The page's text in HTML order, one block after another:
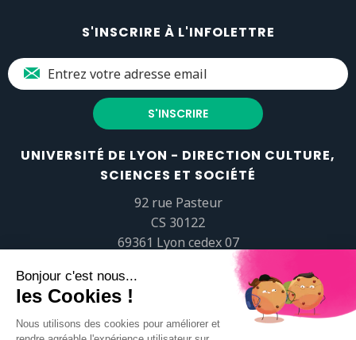
S'INSCRIRE À L'INFOLETTRE
UNIVERSITÉ DE LYON - DIRECTION CULTURE,
SCIENCES ET SOCIÉTÉ
92 rue Pasteur
CS 30122
69361 Lyon cedex 07
popsciences@universite-lyon.fr
Tél.+33 (0)4 37 37 82 01